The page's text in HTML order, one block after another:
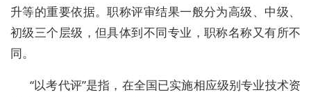
升等的重要依据。职称评审结果一般分为高级、中级、
初级三个层级，但具体到不同专业，职称名称又有所不
同。
“以考代评”是指，在全国已实施相应级别专业技术资